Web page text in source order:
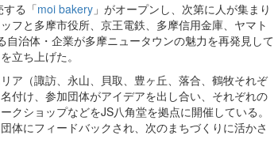
する「moi bakery 」がオープンし、次第に人が集まり
フと多摩市役所、京王電鉄、多摩信用金庫、ヤマト
治体・企業が多摩ニュータウンの魅力を再発見して
立ち上げた。
ア（諏訪、永山、貝取、豊ヶ丘、落合、鶴牧それぞ
付け、参加団体がアイデアを出し合い、それぞれの
ショップなどをJS八角堂を拠点に開催している。
体にフィードバックされ、次のまちづくりに活かさ